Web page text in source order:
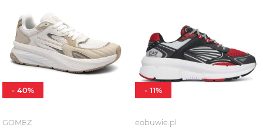
GOMEZ
- 40%
eobuwie.pl
- 11%